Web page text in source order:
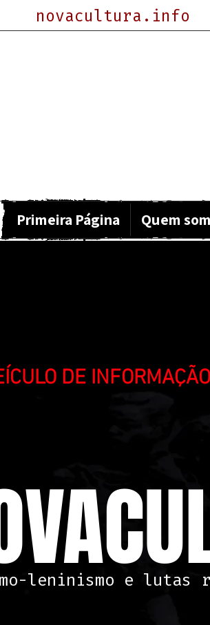
novacultura.info
Primeira Página Quem
DE
leninismo e lutas